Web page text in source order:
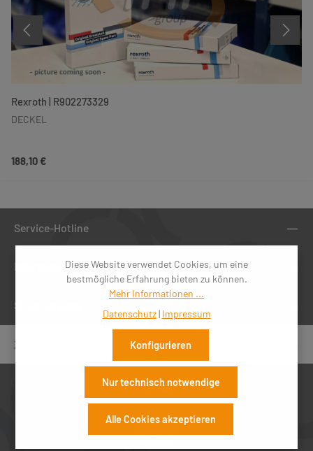
Rexroth | R902273329
DECKEL
Regulärer Preis:
188,10 €
Service-Hotline
Informationen
Shop Services
Zertifizierungen
Diese Website verwendet Cookies, um eine
bestmögliche Erfahrung bieten zu können.
Mehr Informationen ...
Datenschutz| Impressum
Nur technisch notwendige
Konfigurieren
Alle Cookies akzeptieren